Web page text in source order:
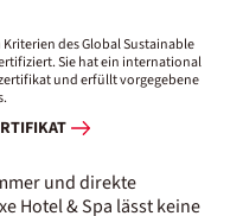
des Global Sustainable
Sie hat ein international
und erfüllt vorgegebene
und direkte
Hotel & Spa lässt keine